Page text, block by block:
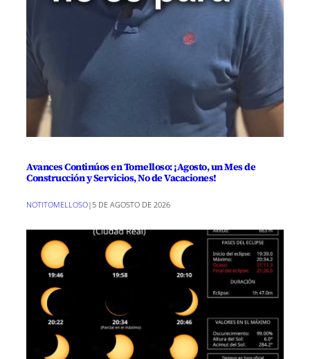
Avances Continúos en Tomelloso: ¡Agosto, un Mes de
Construcción y Servicios, No de Vacaciones!
NOTITOMELLOSO| 5 DE AGOSTO DE 2026